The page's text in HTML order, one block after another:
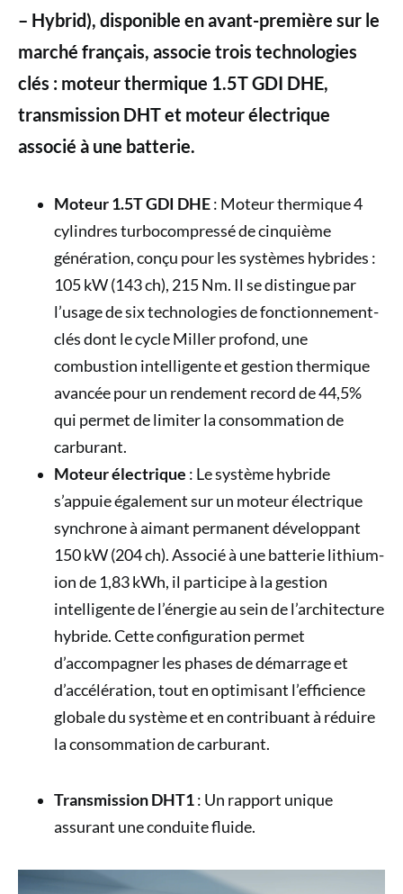
– Hybrid), disponible en avant-première sur le
marché français, associe trois technologies
clés : moteur thermique 1.5T GDI DHE,
transmission DHT et moteur électrique
associé à une batterie.
Moteur 1.5T GDI DHE: Moteur thermique 4
cylindres turbocompressé de cinquième
génération, conçu pour les systèmes hybrides :
105 kW (143 ch), 215 Nm. Il se distingue par
l’usage de six technologies de fonctionnement-
clés dont le cycle Miller profond, une
combustion intelligente et gestion thermique
avancée pour un rendement record de 44,5%
qui permet de limiter la consommation de
carburant.
Moteur électrique : Le système hybride
s’appuie également sur un moteur électrique
synchrone à aimant permanent développant
150 kW (204 ch). Associé à une batterie lithium-
ion de 1,83 kWh, il participe à la gestion
intelligente de l’énergie au sein de l’architecture
hybride. Cette configuration permet
d’accompagner les phases de démarrage et
d’accélération, tout en optimisant l’efficience
globale du système et en contribuant à réduire
la consommation de carburant.
Transmission DHT1: Un rapport unique
assurant une conduite fluide.